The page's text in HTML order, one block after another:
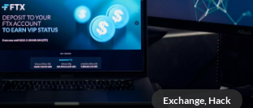
Exchange, Hack